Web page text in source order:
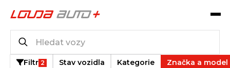
Filtr 2 Stav vozidla Kategorie Značka a model